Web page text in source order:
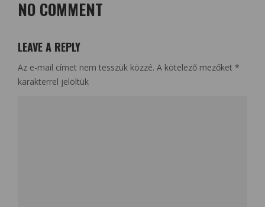
NO COMMENT
LEAVE A REPLY
Az e-mail címet nem tesszük közzé. A kötelező mezőket *
karakterrel jelöltük